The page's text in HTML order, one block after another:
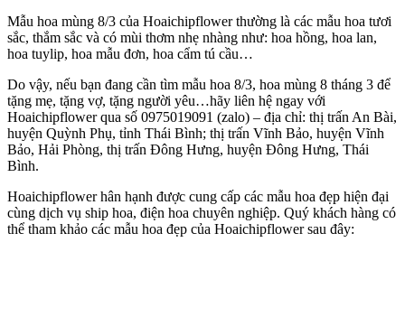
Mẫu hoa mùng 8/3 của Hoaichipflower thường là các mẫu hoa tươi
sắc, thắm sắc và có mùi thơm nhẹ nhàng như: hoa hồng, hoa lan,
hoa tuylip, hoa mẫu đơn, hoa cẩm tú cầu…
Do vậy, nếu bạn đang cần tìm mẫu hoa 8/3, hoa mùng 8 tháng 3 để
tặng mẹ, tặng vợ, tặng người yêu…hãy liên hệ ngay với
Hoaichipflower qua số 0975019091 (zalo) – địa chỉ: thị trấn An Bài,
huyện Quỳnh Phụ, tỉnh Thái Bình; thị trấn Vĩnh Bảo, huyện Vĩnh
Bảo, Hải Phòng, thị trấn Đông Hưng, huyện Đông Hưng, Thái
Bình.
Hoaichipflower hân hạnh được cung cấp các mẫu hoa đẹp hiện đại
cùng dịch vụ ship hoa, điện hoa chuyên nghiệp. Quý khách hàng có
thể tham khảo các mẫu hoa đẹp của Hoaichipflower sau đây: